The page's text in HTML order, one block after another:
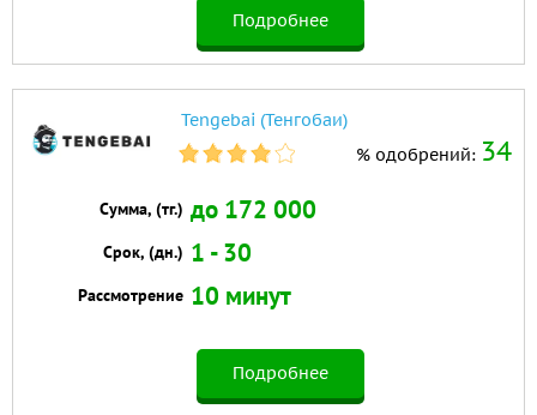
Подробнее
Tengebai (Тенгобаи)
% одобрений: 34
Сумма, (тг.) до 172 000
Срок, (дн.) 1 - 30
Рассмотрение 10 минут
Подробнее